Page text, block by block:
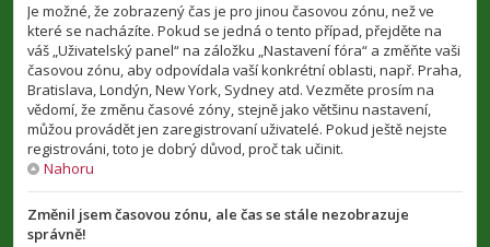
Je možné, že zobrazený čas je pro jinou časovou zónu, než ve
které se nacházíte. Pokud se jedná o tento případ, přejděte na
váš „Uživatelský panel“ na záložku „Nastavení fóra“ a změňte vaši
časovou zónu, aby odpovídala vaší konkrétní oblasti, např. Praha,
Bratislava, Londýn, New York, Sydney atd. Vezměte prosím na
vědomí, že změnu časové zóny, stejně jako většinu nastavení,
můžou provádět jen zaregistrovaní uživatelé. Pokud ještě nejste
registrováni, toto je dobrý důvod, proč tak učinit.
Nahoru
Změnil jsem časovou zónu, ale čas se stále nezobrazuje
správně!